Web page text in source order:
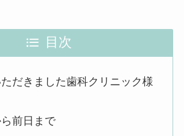
目次
だきました歯科クリニック様
前日まで